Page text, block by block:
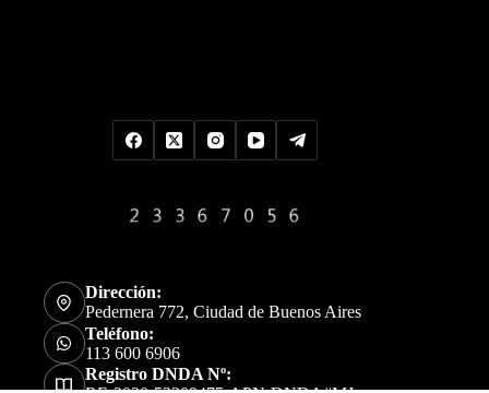
Dirección:
Pedernera 772, Ciudad de Buenos Aires
Teléfono:
113 600 6906
Registro DNDA Nº: